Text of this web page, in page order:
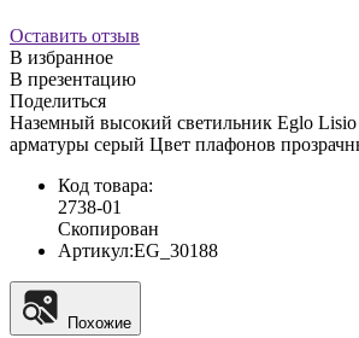
Оставить отзыв
В избранное
В презентацию
Поделиться
Наземный высокий светильник Eglo
арматуры серый Цвет плафонов
Код товара:
2738-01
Скопирован
Артикул:EG_30188
Похожие